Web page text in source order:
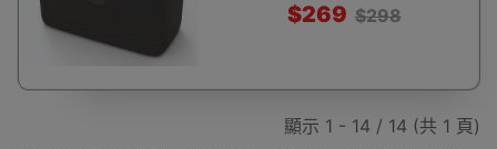
$269 $298
顯示 1 - 14 / 14 (共 1 頁)